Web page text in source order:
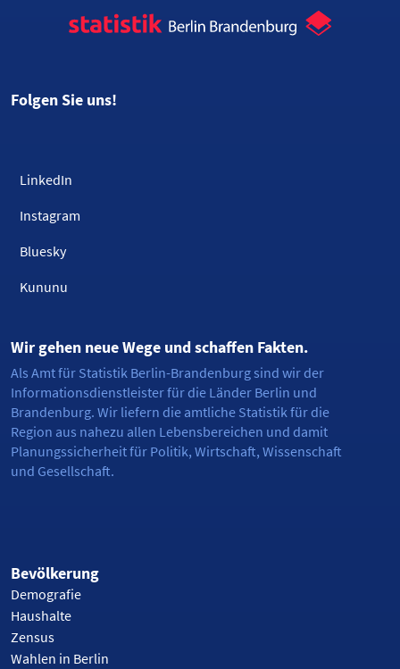
Folgen Sie uns!
LinkedIn
Instagram
Bluesky
Kununu
Wir gehen neue Wege und schaffen Fakten.
Als Amt für Statistik Berlin-Brandenburg sind wir der
Informationsdienstleister für die Länder Berlin und
Brandenburg. Wir liefern die amtliche Statistik für die
Region aus nahezu allen Lebensbereichen und damit
Planungssicherheit für Politik, Wirtschaft, Wissenschaft
und Gesellschaft.
Bevölkerung
Demografie
Haushalte
Zensus
Wahlen in Berlin